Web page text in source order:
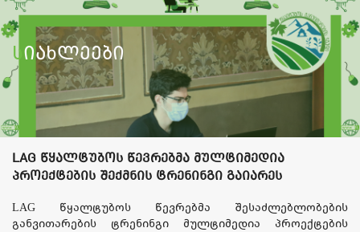
Სიახლეები
LAG წყალტუბოს წევრებმა მულტიმედია
პროექტების შექმნის ტრენინგი გაიარეს
LAG წყალტუბოს წევრებმა შესაძლებლობების
განვითარების ტრენინგი მულტიმედია პროექტების